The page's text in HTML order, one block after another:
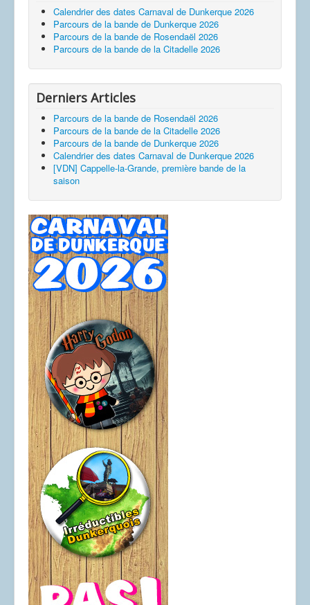
Calendrier des dates Carnaval de Dunkerque 2026
Parcours de la bande de Dunkerque 2026
Parcours de la bande de Rosendaël 2026
Parcours de la bande de la Citadelle 2026
Derniers Articles
Parcours de la bande de Rosendaël 2026
Parcours de la bande de la Citadelle 2026
Parcours de la bande de Dunkerque 2026
Calendrier des dates Carnaval de Dunkerque 2026
[VDN] Cappelle-la-Grande, première bande de la
saison